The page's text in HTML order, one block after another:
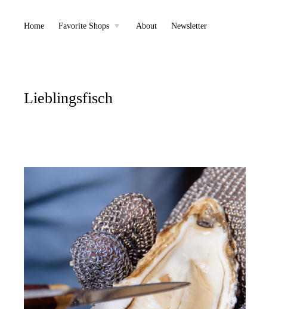
Skip
Home Favorite Shops
toggle
About Newsletter
Lieblingsfisch